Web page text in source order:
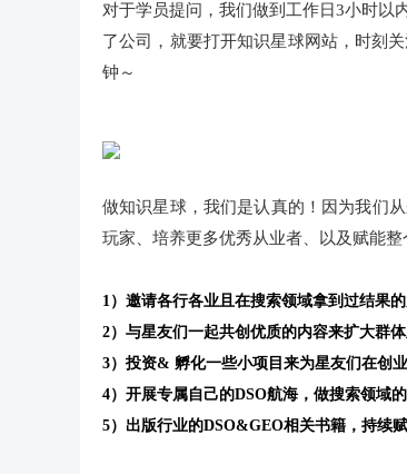
对于学员提问，我们做到工作日3小时以
了公司，就要打开知识星球网站，时刻
钟～
做知识星球，我们是认真的！因为我们
玩家、培养更多优秀从业者、以及赋能
1）邀请各行各业且在搜索领域拿到过结果
2）与星友们一起共创优质的内容来扩大群
3）投资& 孵化一些小项目来为星友们在创
4）开展专属自己的DSO航海，做搜索领域的
5）出版行业的DSO&GEO相关书籍，持续